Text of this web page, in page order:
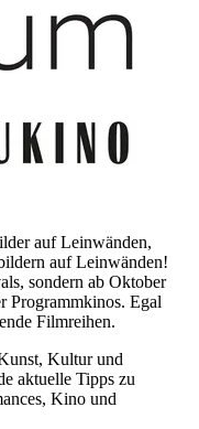
auf Leinwänden,
auf Leinwänden!
sondern ab Oktober
Programmkinos. Egal
Filmreihen.
Kultur und
aktuelle Tipps zu
Kino und